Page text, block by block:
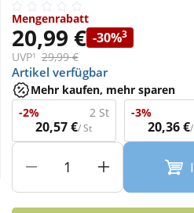
Sanitätshaus
Sport & Fitness
Tierbedarf
Wellness
Mengenrabatt
20,99 € -30%3
UVP¹ 29,99 €
Artikel verfügbar
Mehr kaufen, mehr sparen
-2%
2 St
20,57 €/ St
-3%
20,36 €